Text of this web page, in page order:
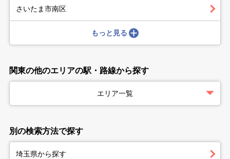
さいたま市南区
もっと見る
関東の他のエリアの駅・路線から探す
エリア一覧
別の検索方法で探す
埼玉県から探す